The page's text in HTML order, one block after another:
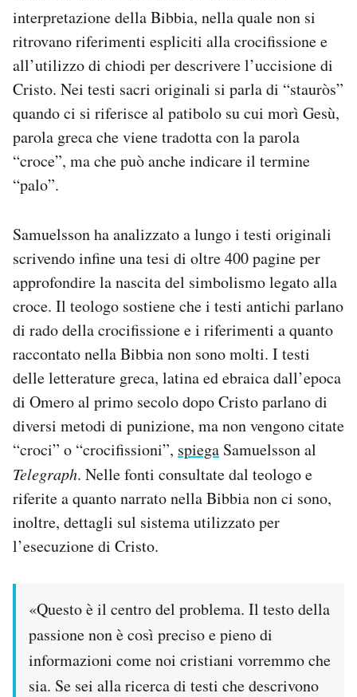
AREA PERSONALE
Area Personale
Newsletter
Notifiche mobile
Regala il Post
Hai bisogno di aiuto?
interpretazione della Bibbia, nella quale non si
ritrovano riferimenti espliciti alla crocifissione e
all’utilizzo di chiodi per descrivere l’uccisione di
Cristo. Nei testi sacri originali si parla di “stauròs”
quando ci si riferisce al patibolo su cui morì Gesù,
parola greca che viene tradotta con la parola
“croce”, ma che può anche indicare il termine
“palo”.
Samuelsson ha analizzato a lungo i testi originali
scrivendo infine una tesi di oltre 400 pagine per
approfondire la nascita del simbolismo legato alla
croce. Il teologo sostiene che i testi antichi parlano
di rado della crocifissione e i riferimenti a quanto
raccontato nella Bibbia non sono molti. I testi
delle letterature greca, latina ed ebraica dall’epoca
di Omero al primo secolo dopo Cristo parlano di
diversi metodi di punizione, ma non vengono citate
“croci” o “crocifissioni”, spiega Samuelsson al
Telegraph. Nelle fonti consultate dal teologo e
riferite a quanto narrato nella Bibbia non ci sono,
inoltre, dettagli sul sistema utilizzato per
l’esecuzione di Cristo.
«Questo è il centro del problema. Il testo della
passione non è così preciso e pieno di
informazioni come noi cristiani vorremmo che
sia. Se sei alla ricerca di testi che descrivono